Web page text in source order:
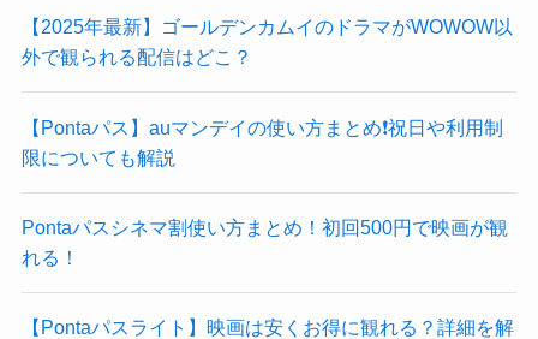
【2025年最新】ゴールデンカムイのドラマがWOWOW以
外で観られる配信はどこ？
【Pontaパス】auマンデイの使い方まとめ❗️祝日や利用制
限についても解説
Pontaパスシネマ割使い方まとめ！初回500円で映画が観
れる！
【Pontaパスライト】映画は安くお得に観れる？詳細を解